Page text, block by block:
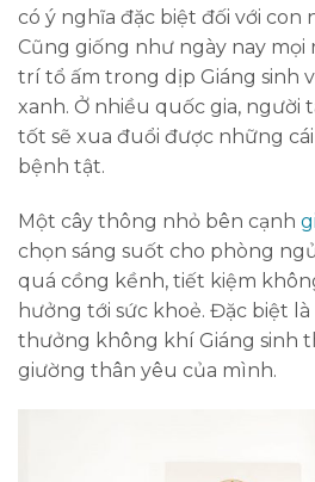
có ý nghĩa đặc biệt đối với con
Cũng giống như ngày nay
trí tổ ấm trong dịp Giáng sinh
xanh. Ở nhiều quốc gia, người
tốt sẽ xua đuổi được những
bệnh tật.
Một cây thông nhỏ bên cạnh
chọn sáng suốt cho phòng
quá cồng kềnh, tiết kiệm
hưởng tới sức khoẻ. Đặc biệt
thưởng không khí Giáng sinh
giường thân yêu của mình.